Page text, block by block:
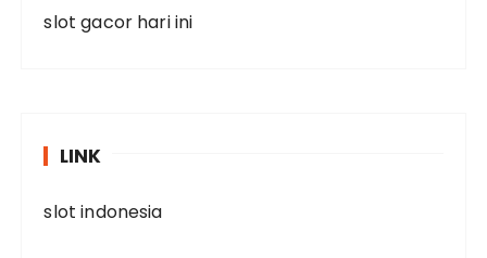
slot gacor hari ini
LINK
slot indonesia